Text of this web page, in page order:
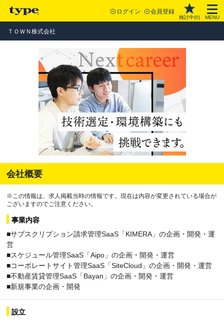
ログイン 会員登録
検討中(0) MENU
ＴＯＷＮ株式会社
会社概要
※この情報は、求人掲載当時の情報です。現在は内容が変更されている場合が
ございますのでご注意ください。
事業内容
■サブスクリプション請求管理SaaS「KIMERA」の企画・開発・運
営
■スケジュール管理SaaS「Aipo」の企画・開発・運営
■コーポレートサイト管理SaaS「SiteCloud」の企画・開発・運営
■不動産賃貸管理SaaS「Bayan」の企画・開発・運営
■新規事業の企画・開発
設立